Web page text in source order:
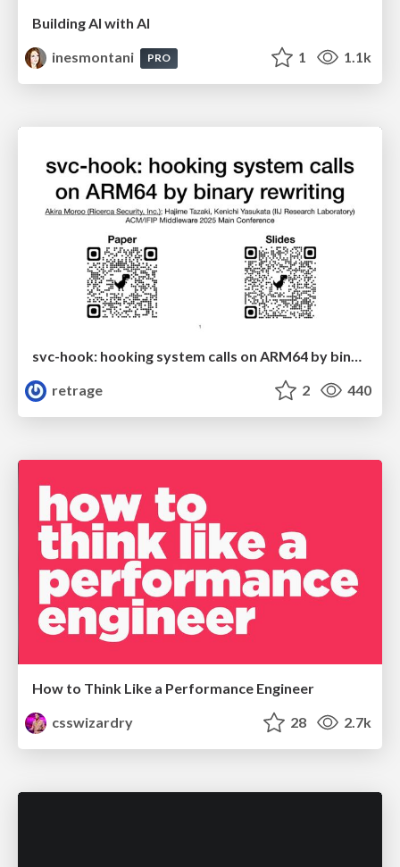
Building AI with AI
inesmontani
PRO 1 1.1k
svc-hook: hooking system calls on ARM64 by binary rewriting
retrage
2 440
How to Think Like a Performance Engineer
csswizardry
28 2.7k